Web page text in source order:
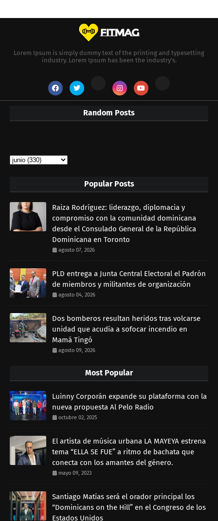
Lorem Ipsum is simply dummy text of the printing and typesetting
industry. Lorem Ipsum has been the industry's.
Random Posts
Popular Posts
Raiza Rodríguez: liderazgo, diplomacia y
compromiso con la comunidad dominicana
desde el Consulado General de la República
Dominicana en Toronto
agosto 07, 2026
PLD entrega a Junta Central Electoral el Padrón
de miembros y militantes de organización
agosto 04, 2026
Dos bomberos resultan heridos tras volcarse
unidad que acudía a sofocar incendio en
Mamá Tingó
agosto 09, 2026
Most Popular
Luinny Corporán expande su plataforma con la
nueva propuesta Al Pelo Radio
octubre 02, 2025
El artista de música urbana LA MAYEYA estrena
tema “ELLA SE FUE” a ritmo de bachata que
conecta con los amantes del género.
mayo 09, 2023
Santiago Matías será el orador principal los
“Dominicans on the Hill” en el Congreso de los
Estados Unidos